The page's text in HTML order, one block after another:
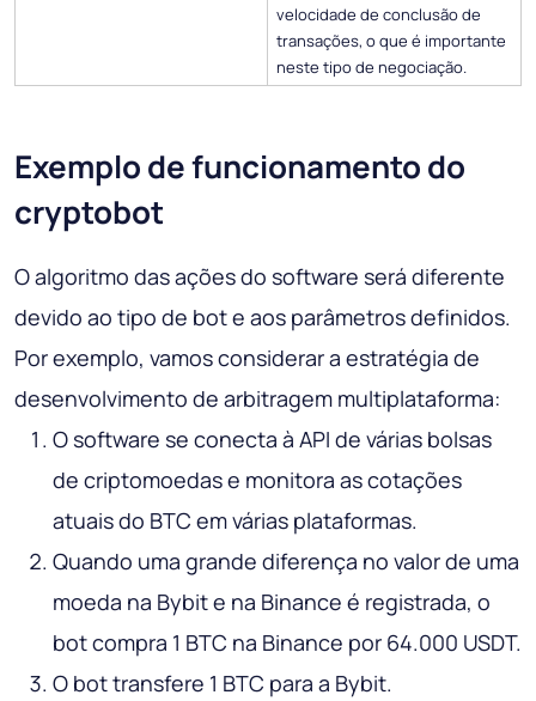
velocidade de conclusão de
transações, o que é importante
neste tipo de negociação.
Exemplo de funcionamento do
cryptobot
O algoritmo das ações do software será diferente
devido ao tipo de bot e aos parâmetros definidos.
Por exemplo, vamos considerar a estratégia de
desenvolvimento de arbitragem multiplataforma:
O software se conecta à API de várias bolsas
de criptomoedas e monitora as cotações
atuais do BTC em várias plataformas.
Quando uma grande diferença no valor de uma
moeda na Bybit e na Binance é registrada, o
bot compra 1 BTC na Binance por 64.000 USDT.
O bot transfere 1 BTC para a Bybit.